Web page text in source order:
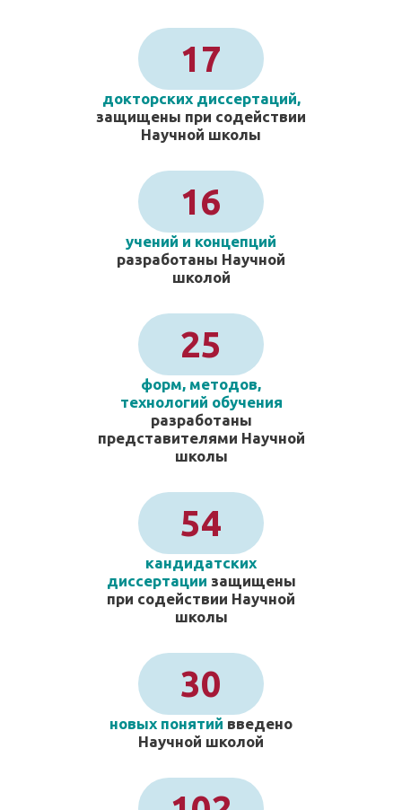
17
докторских диссертаций,
защищены при содействии
Научной школы
16
учений и концепций
разработаны Научной
школой
25
форм, методов,
технологий обучения
разработаны
представителями Научной
школы
54
кандидатских
диссертации защищены
при содействии Научной
школы
30
новых понятий введено
Научной школой